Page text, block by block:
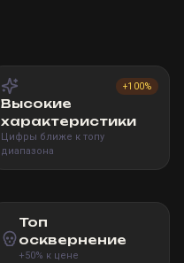
+100%
Высокие
характеристики
Цифры ближе к топу
диапазона
Топ
осквернение
+50% к цене